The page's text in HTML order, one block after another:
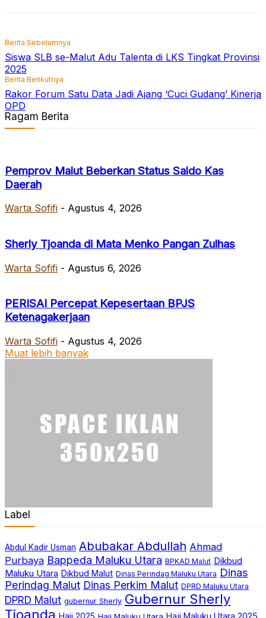
Berita Sebelumnya
Siswa SLB se-Malut Adu Talenta di LKS Tingkat Provinsi
2025
Berita Berikutnya
Rakor Forum Satu Data Jadi Ajang ‘Cuci Gudang’ Kinerja
OPD
Ragam Berita
Pemprov Malut Beberkan Status Saldo Kas
Daerah
Warta Sofifi - Agustus 4, 2026
Sherly Tjoanda di Mata Menko Pangan Zulhas
Warta Sofifi - Agustus 6, 2026
PERISAI Percepat Kepesertaan BPJS
Ketenagakerjaan
Warta Sofifi - Agustus 4, 2026
Muat lebih banyak
Label
Abdul Kadir Usman Abubakar Abdullah Ahmad
Purbaya Bappeda Maluku Utara BPKAD Malut Dikbud
Maluku Utara Dikbud Malut Dinas Perindag Maluku Utara Dinas
Perindag Malut Dinas Perkim Malut DPRD Maluku Utara
DPRD Malut gubernur Sherly Gubernur Sherly
Tjoanda